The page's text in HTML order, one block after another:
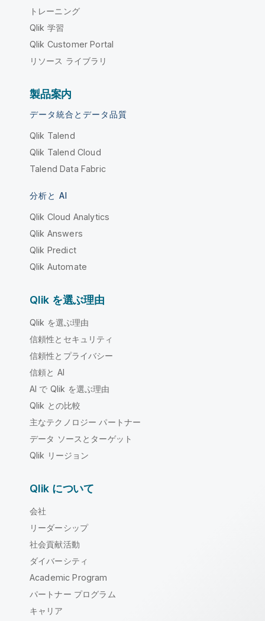
トレーニング
Qlik 学習
Qlik Customer Portal
リソース ライブラリ
製品案内
データ統合とデータ品質
Qlik Talend
Qlik Talend Cloud
Talend Data Fabric
分析と AI
Qlik Cloud Analytics
Qlik Answers
Qlik Predict
Qlik Automate
Qlik を選ぶ理由
Qlik を選ぶ理由
信頼性とセキュリティ
信頼性とプライバシー
信頼と AI
AI で Qlik を選ぶ理由
Qlik との比較
主なテクノロジー パートナー
データ ソースとターゲット
Qlik リージョン
Qlik について
会社
リーダーシップ
社会貢献活動
ダイバーシティ
Academic Program
パートナー プログラム
キャリア